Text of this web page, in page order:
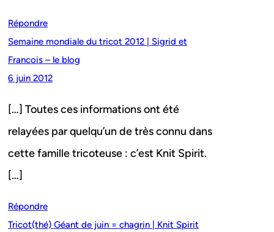
Répondre
Semaine mondiale du tricot 2012 | Sigrid et
Francois – le blog
6 juin 2012
[…] Toutes ces informations ont été
relayées par quelqu’un de très connu dans
cette famille tricoteuse : c’est Knit Spirit.
[…]
Répondre
Tricot(thé) Géant de juin = chagrin | Knit Spirit